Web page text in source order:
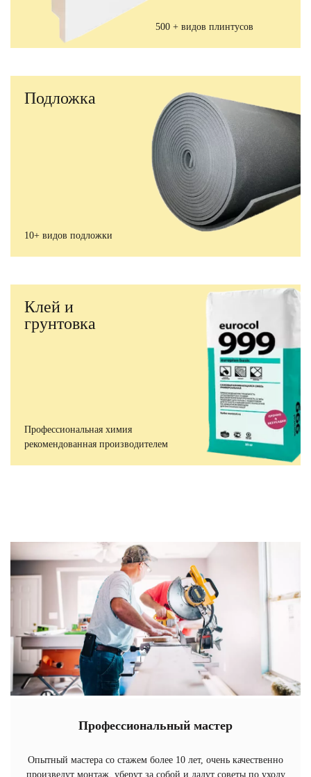
500 + видов плинтусов
Подложка
10+ видов подложки
Клей и
грунтовка
Профессиональная химия
рекомендованная производителем
Профессиональный мастер
Опытный мастера со стажем более 10 лет, очень качественно
произведут монтаж, уберут за собой и дадут советы по уходу